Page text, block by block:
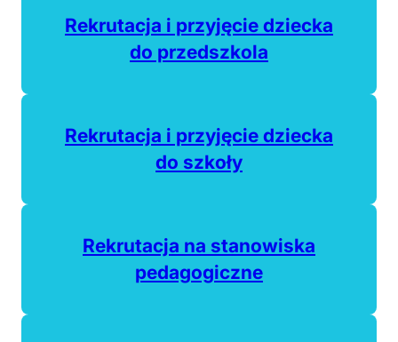
Rekrutacja i przyjęcie dziecka
do przedszkola
(otwiera się w nowej
Rekrutacja i przyjęcie dziecka
do szkoły
Rekrutacja na stanowiska
pedagogiczne